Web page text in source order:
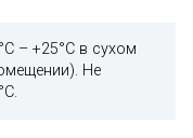
– +25°С в сухом
Не